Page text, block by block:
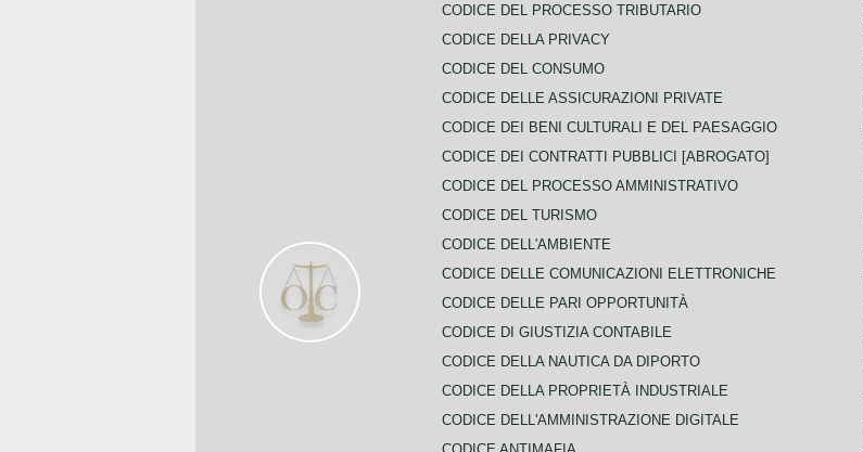
CODICE DEL PROCESSO TRIBUTARIO
CODICE DELLA PRIVACY
CODICE DEL CONSUMO
CODICE DELLE ASSICURAZIONI PRIVATE
CODICE DEI BENI CULTURALI E DEL PAESAGGIO
CODICE DEI CONTRATTI PUBBLICI [ABROGATO]
CODICE DEL PROCESSO AMMINISTRATIVO
CODICE DEL TURISMO
CODICE DELL'AMBIENTE
CODICE DELLE COMUNICAZIONI ELETTRONICHE
CODICE DELLE PARI OPPORTUNITÀ
CODICE DI GIUSTIZIA CONTABILE
CODICE DELLA NAUTICA DA DIPORTO
CODICE DELLA PROPRIETÀ INDUSTRIALE
CODICE DELL'AMMINISTRAZIONE DIGITALE